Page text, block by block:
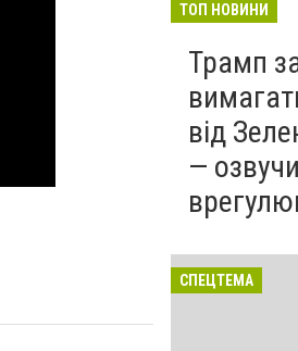
ТОП НОВИНИ
Трамп
від
—
СПЕЦТЕМА